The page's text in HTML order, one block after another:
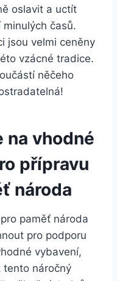
oslavit a uctít
časů.
jsou velmi ceněny
vzácné tradice.
něčeho
na vhodné
přípravu
národa
paměť národa
pro podporu
vybavení,
tento náročný